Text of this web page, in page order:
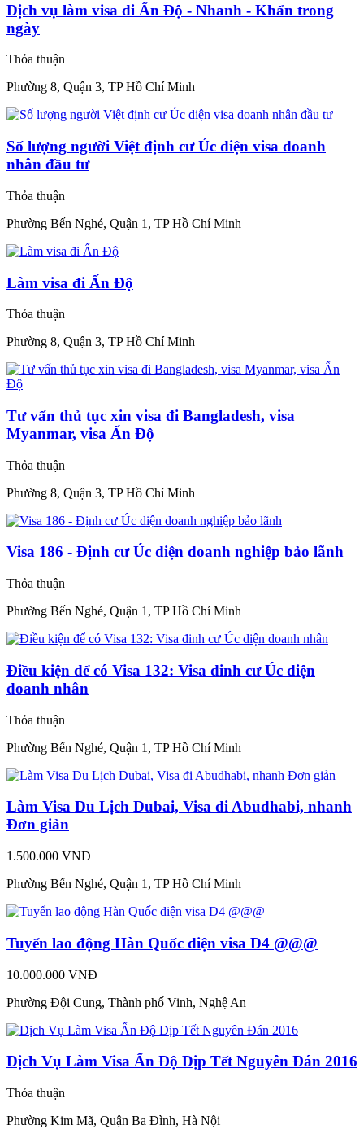
Dịch vụ làm visa đi Ấn Độ - Nhanh - Khẩn trong
ngày
Thỏa thuận
Phường 8, Quận 3, TP Hồ Chí Minh
Số lượng người Việt định cư Úc diện visa doanh
nhân đầu tư
Thỏa thuận
Phường Bến Nghé, Quận 1, TP Hồ Chí Minh
Làm visa đi Ấn Độ
Thỏa thuận
Phường 8, Quận 3, TP Hồ Chí Minh
Tư vấn thủ tục xin visa đi Bangladesh, visa
Myanmar, visa Ấn Độ
Thỏa thuận
Phường 8, Quận 3, TP Hồ Chí Minh
Visa 186 - Định cư Úc diện doanh nghiệp bảo lãnh
Thỏa thuận
Phường Bến Nghé, Quận 1, TP Hồ Chí Minh
Điều kiện để có Visa 132: Visa đinh cư Úc diện
doanh nhân
Thỏa thuận
Phường Bến Nghé, Quận 1, TP Hồ Chí Minh
Làm Visa Du Lịch Dubai, Visa đi Abudhabi, nhanh
Đơn giản
1.500.000 VNĐ
Phường Bến Nghé, Quận 1, TP Hồ Chí Minh
Tuyển lao động Hàn Quốc diện visa D4 @@@
10.000.000 VNĐ
Phường Đội Cung, Thành phố Vinh, Nghệ An
Dịch Vụ Làm Visa Ấn Độ Dịp Tết Nguyên Đán 2016
Thỏa thuận
Phường Kim Mã, Quận Ba Đình, Hà Nội